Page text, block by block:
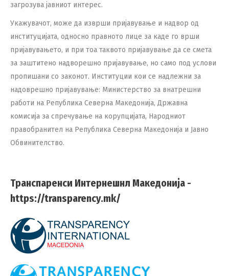
загрозува јавниот интерес.
Укажувачот, може да изврши пријавување и надвор од
институцијата, односно правното лице за каде го врши
пријавувањето, и при тоа таквото пријавување да се смета
за заштитено надворешно пријавување, но само под услови
пропишани со законот. Институции кои се надлежни за
надоврешно пријавување: Министерство за внатрешни
работи на Република Северна Македонија, Државна
комисија за спречување на корупцијата, Народниот
правобранител на Република Северна Македонија и Јавно
Обвинителство.
Транспаренси Интернешнл Македонија -
https://transparency.mk/